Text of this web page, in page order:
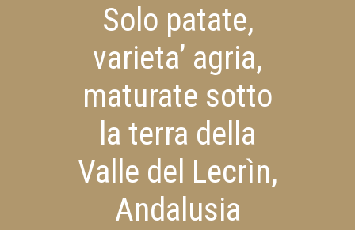
Solo patate,
varieta’ agria,
maturate sotto
la terra della
Valle del Lecrìn,
Andalusia